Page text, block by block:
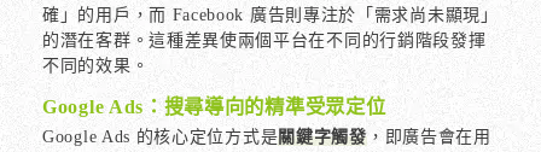
確」的用戶，而 Facebook 廣告則專注於「需求尚未顯現」
的潛在客群。這種差異使兩個平台在不同的行銷階段發揮
不同的效果。
Google Ads：搜尋導向的精準受眾定位
Google Ads 的核心定位方式是關鍵字觸發，即廣告會在用